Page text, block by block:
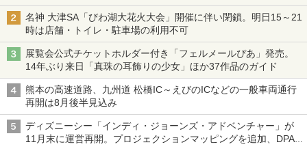
名神 大津SA「びわ湖大花火大会」開催に伴い閉鎖。明日15～21
時は店舗・トイレ・駐車場の利用不可
展覧会公式チケットホルダー付き「フェルメールぴあ」発売。
14年ぶり来日「真珠の耳飾りの少女」ほか37作品のガイド
熊本の高速道路、九州道 松橋IC～えびのICなどの一般車両通行
再開は8月後半見込み
ディズニーシー「インディ・ジョーンズ・アドベンチャー」が
11月末に運営再開。プロジェクションマッピングを追加、DPA